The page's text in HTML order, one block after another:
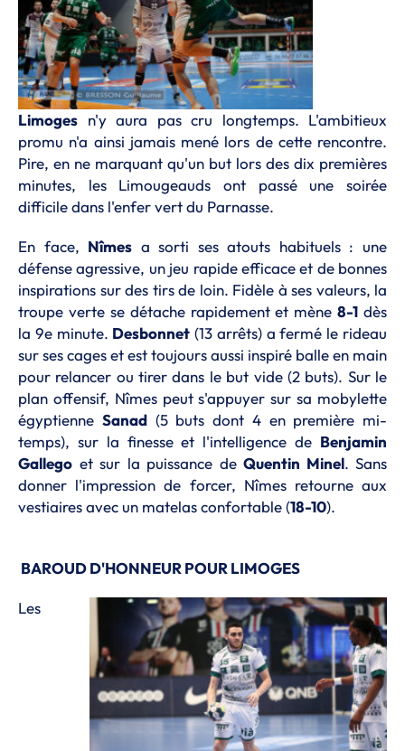
Limoges n'y aura pas cru longtemps. L'ambitieux
promu n'a ainsi jamais mené lors de cette rencontre.
Pire, en ne marquant qu'un but lors des dix premières
minutes, les Limougeauds ont passé une soirée
difficile dans l'enfer vert du Parnasse.
En face, Nîmes a sorti ses atouts habituels : une
défense agressive, un jeu rapide efficace et de bonnes
inspirations sur des tirs de loin. Fidèle à ses valeurs, la
troupe verte se détache rapidement et mène8-1 dès
la 9e minute. Desbonnet (13 arrêts) a fermé le rideau
sur ses cages et est toujours aussi inspiré balle en main
pour relancer ou tirer dans le but vide (2 buts). Sur le
plan offensif, Nîmes peut s'appuyer sur sa mobylette
égyptienne Sanad(5 buts dont 4 en première mi-
temps), sur la finesse et l'intelligence de Benjamin
Gallego et sur la puissance de Quentin Minel. Sans
donner l'impression de forcer, Nîmes retourne aux
vestiaires avec un matelas confortable (18-10).
BAROUD D'HONNEUR POUR LIMOGES
Les